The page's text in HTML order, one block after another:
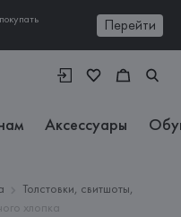
Перейти
Аксессуары
Толстовки, свитшоты,
хлопка